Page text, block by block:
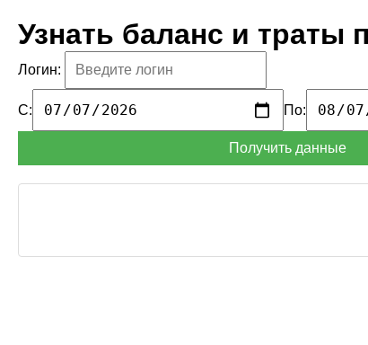
Узнать баланс и траты
Логин:
С: По:
Получить данные